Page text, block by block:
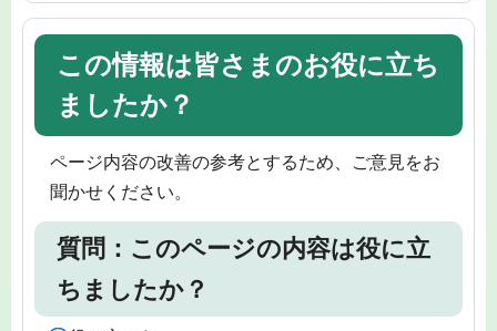
この情報は皆さまのお役に立ち
ましたか？
ページ内容の改善の参考とするため、ご意見をお
聞かせください。
質問：このページの内容は役に立
ちましたか？